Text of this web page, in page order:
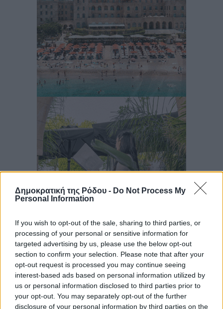
Δημοκρατική της Ρόδου - Do Not Process My
Personal Information
If you wish to opt-out of the sale, sharing to third parties, or
processing of your personal or sensitive information for
targeted advertising by us, please use the below opt-out
section to confirm your selection. Please note that after your
opt-out request is processed you may continue seeing
interest-based ads based on personal information utilized by
us or personal information disclosed to third parties prior to
your opt-out. You may separately opt-out of the further
disclosure of your personal information by third parties on the